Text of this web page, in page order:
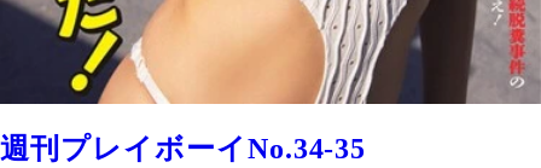
週刊プレイボーイNo.34-35